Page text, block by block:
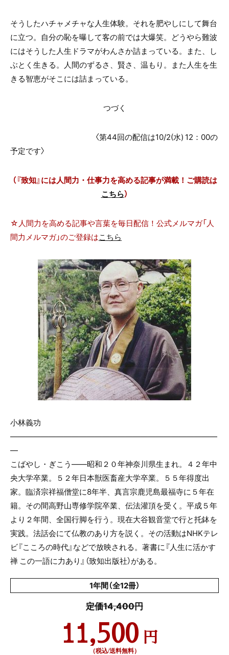
そうしたハチャメチャな人生体験。それを肥やしにして舞台
に立つ。自分の恥を曝して客の前では大爆笑。どうやら難波
にはそうした人生ドラマがわんさか詰まっている。また、し
ぶとく生きる。人間のずるさ、賢さ、温もり。また人生を生
きる智恵がそこには詰まっている。
つづく
〈第44回の配信は10/2(水) 12：00の
予定です〉
（『致知』には人間力・仕事力を高める記事が満載！ご購読は
こちら）
☆人間力を高める記事や言葉を毎日配信！公式メルマガ「人
間力メルマガ」のご登録はこちら
小林義功
———————————————————————————
—
こばやし・ぎこう――昭和２０年神奈川県生まれ。４２年中
央大学卒業。５２年日本獣医畜産大学卒業。５５年得度出
家。臨済宗祥福僧堂に8年半、真言宗鹿児島最福寺に５年在
籍。その間高野山専修学院卒業、伝法灌頂を受く。平成５年
より２年間、全国行脚を行う。現在大谷観音堂で行と托鉢を
実践。法話会にて仏教のあり方を説く。その活動はNHKテレ
ビ『こころの時代』などで放映される。著書に『人生に活かす
禅 この一語に力あり』（致知出版社）がある。
1年間（全12冊）
定価14,400円
11,500 円
（税込/送料無料）